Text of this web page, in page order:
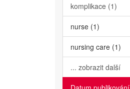
komplikace (1)
nurse (1)
nursing care (1)
... zobrazit další